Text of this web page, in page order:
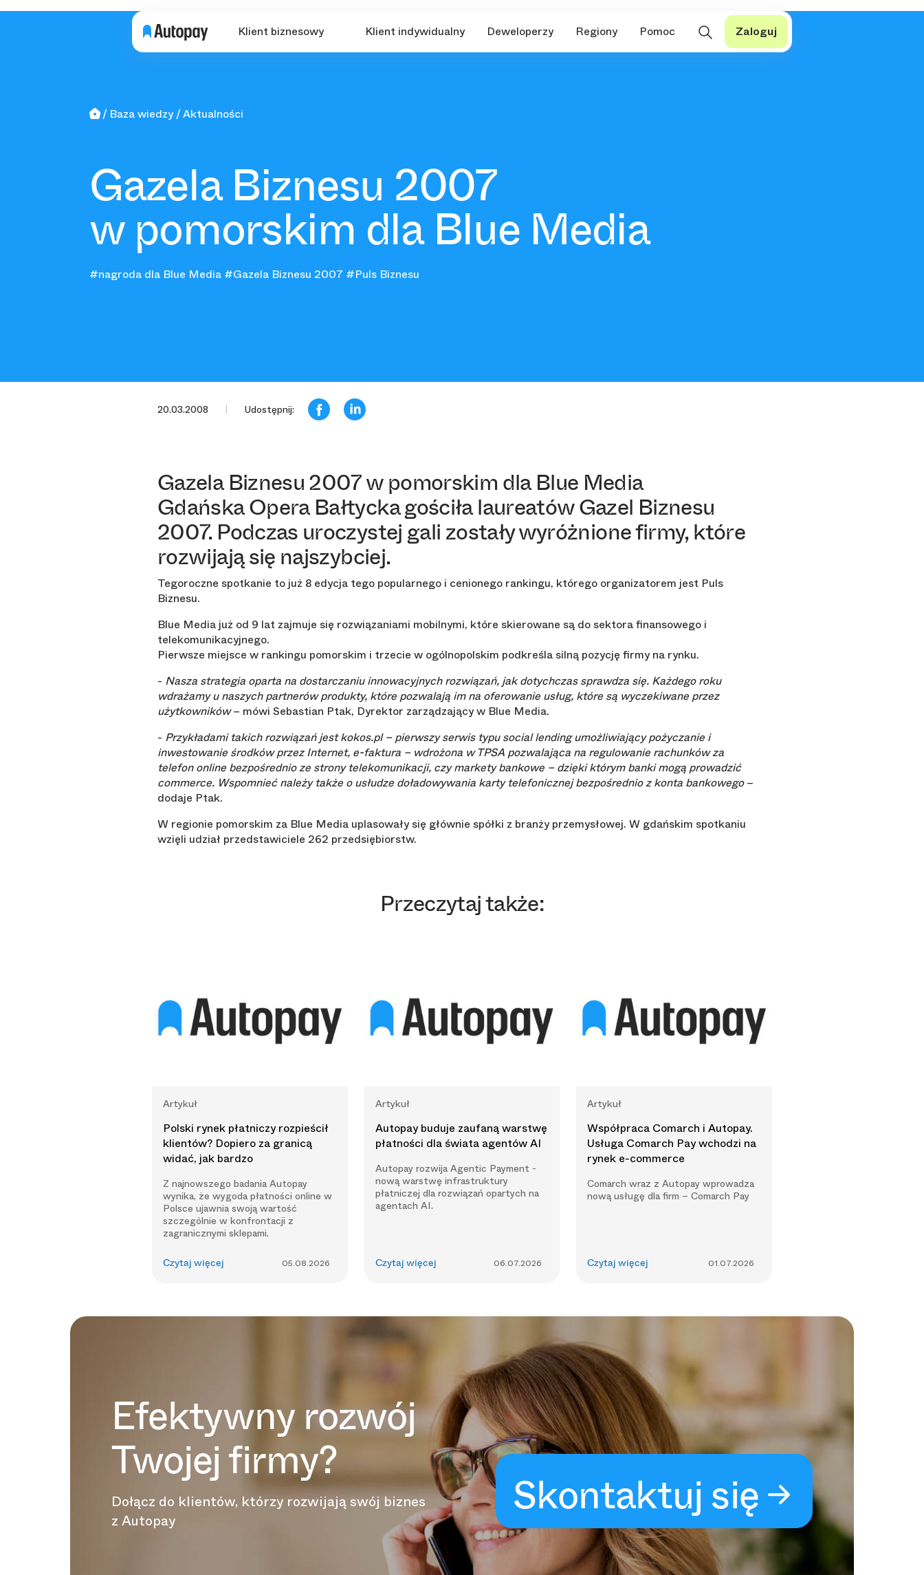
Klient biznesowy Klient indywidualny Deweloperzy Regiony Pomoc Zaloguj
Baza wiedzy Aktualności
Gazela Biznesu 2007
w pomorskim dla Blue Media
#nagroda dla Blue Media #Gazela Biznesu 2007 #Puls Biznesu
20.03.2008 Udostępnij:
Gazela Biznesu 2007 w pomorskim dla Blue Media
Gdańska Opera Bałtycka gościła laureatów Gazel Biznesu
2007. Podczas uroczystej gali zostały wyróżnione firmy, które
rozwijają się najszybciej.
Tegoroczne spotkanie to już 8 edycja tego popularnego i cenionego rankingu, którego organizatorem jest Puls
Biznesu.
Blue Media już od 9 lat zajmuje się rozwiązaniami mobilnymi, które skierowane są do sektora finansowego i
telekomunikacyjnego.
Pierwsze miejsce w rankingu pomorskim i trzecie w ogólnopolskim podkreśla silną pozycję firmy na rynku.
- Nasza strategia oparta na dostarczaniu innowacyjnych rozwiązań, jak dotychczas sprawdza się. Każdego roku
wdrażamy u naszych partnerów produkty, które pozwalają im na oferowanie usług, które są wyczekiwane przez
użytkowników– mówi Sebastian Ptak, Dyrektor zarządzający w Blue Media.
- Przykładami takich rozwiązań jest kokos.pl – pierwszy serwis typu social lending umożliwiający pożyczanie i
inwestowanie środków przez Internet, e-faktura – wdrożona w TPSA pozwalająca na regulowanie rachunków za
telefon online bezpośrednio ze strony telekomunikacji, czy markety bankowe – dzięki którym banki mogą prowadzić
commerce. Wspomnieć należy także o usłudze doładowywania karty telefonicznej bezpośrednio z konta bankowego–
dodaje Ptak.
W regionie pomorskim za Blue Media uplasowały się głównie spółki z branży przemysłowej. W gdańskim spotkaniu
wzięli udział przedstawiciele 262 przedsiębiorstw.
Przeczytaj także:
Artykuł
Polski rynek płatniczy rozpieścił
klientów? Dopiero za granicą
widać, jak bardzo
Z najnowszego badania Autopay
wynika, że wygoda płatności online w
Polsce ujawnia swoją wartość
szczególnie w konfrontacji z
zagranicznymi sklepami.
05.08.2026
Czytaj więcej
Artykuł
Autopay buduje zaufaną warstwę
płatności dla świata agentów AI
Autopay rozwija Agentic Payment -
nową warstwę infrastruktury
płatniczej dla rozwiązań opartych na
agentach AI.
06.07.2026
Czytaj więcej
Artykuł
Współpraca Comarch i Autopay.
Usługa Comarch Pay wchodzi na
rynek e-commerce
Comarch wraz z Autopay wprowadza
nową usługę dla firm – Comarch Pay
01.07.2026
Czytaj więcej
Efektywny rozwój
Twojej firmy?
Dołącz do klientów, którzy rozwijają swój biznes
z Autopay
Skontaktuj się